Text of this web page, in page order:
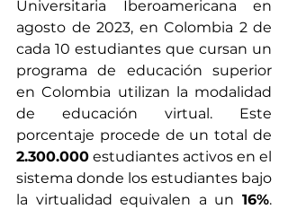
Universitaria Iberoamericana en
agosto de 2023, en Colombia 2 de
cada 10 estudiantes que cursan un
programa de educación superior
en Colombia utilizan la modalidad
de educación virtual. Este
2.300.000 estudiantes activos en el
sistema donde los estudiantes bajo
la virtualidad equivalen a un 16%.